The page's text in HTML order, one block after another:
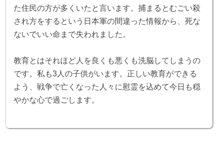
た住民の方が多くいたと言います。捕まるとむごい殺
され方をするという日本軍の間違った情報から、死な
ないでいい命まで失われました。
教育とはそれほど人を良くも悪くも洗脳してしまうの
です。私も3人の子供がいます。正しい教育ができる
よう、戦争で亡くなった人々に慰霊を込めて今日も穏
やかな心で過ごします。